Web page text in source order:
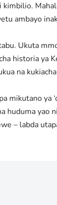
ambayo
Ukuta
historia ya
na
ya
huduma yao
– labda